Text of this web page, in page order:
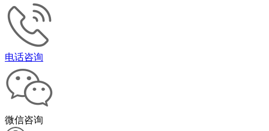
电话咨询
微信咨询